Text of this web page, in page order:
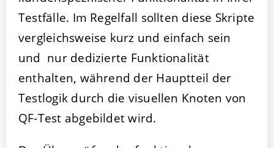
Testfälle. Im Regelfall sollten diese Skripte
vergleichsweise kurz und einfach sein
und nur dedizierte Funktionalität
enthalten, während der Hauptteil der
Testlogik durch die visuellen Knoten von
QF-Test abgebildet wird.
AKZEPTIEREN KONFIGURIEREN
Impressum |Datenschutz